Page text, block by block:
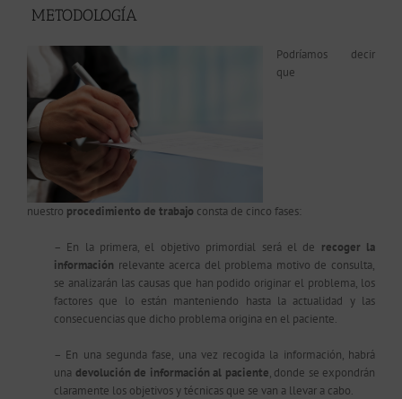
METODOLOGÍA
Podríamos decir
que
nuestro procedimiento de trabajo consta de cinco fases:
– En la primera, el objetivo primordial será el de recoger la
información relevante acerca del problema motivo de consulta,
se analizarán las causas que han podido originar el problema, los
factores que lo están manteniendo hasta la actualidad y las
consecuencias que dicho problema origina en el paciente.
– En una segunda fase, una vez recogida la información, habrá
una devolución de información al paciente, donde se expondrán
claramente los objetivos y técnicas que se van a llevar a cabo.